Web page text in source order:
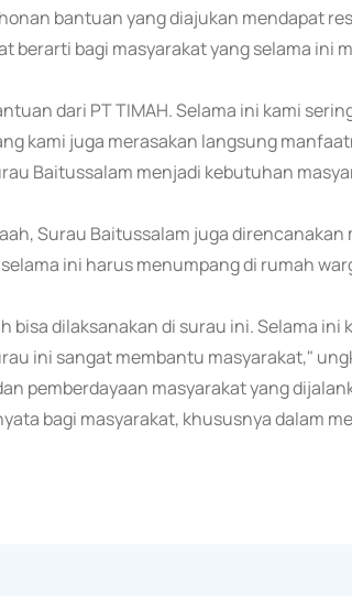
bantuan yang diajukan mendapat
berarti bagi masyarakat yang selama ini
dari PT TIMAH. Selama ini kami
kami juga merasakan langsung
Baitussalam menjadi kebutuhan
Surau Baitussalam juga
ini harus menumpang di rumah
bisa dilaksanakan di surau ini. Selama ini
ini sangat membantu masyarakat,"
pemberdayaan masyarakat yang
bagi masyarakat, khususnya dalam